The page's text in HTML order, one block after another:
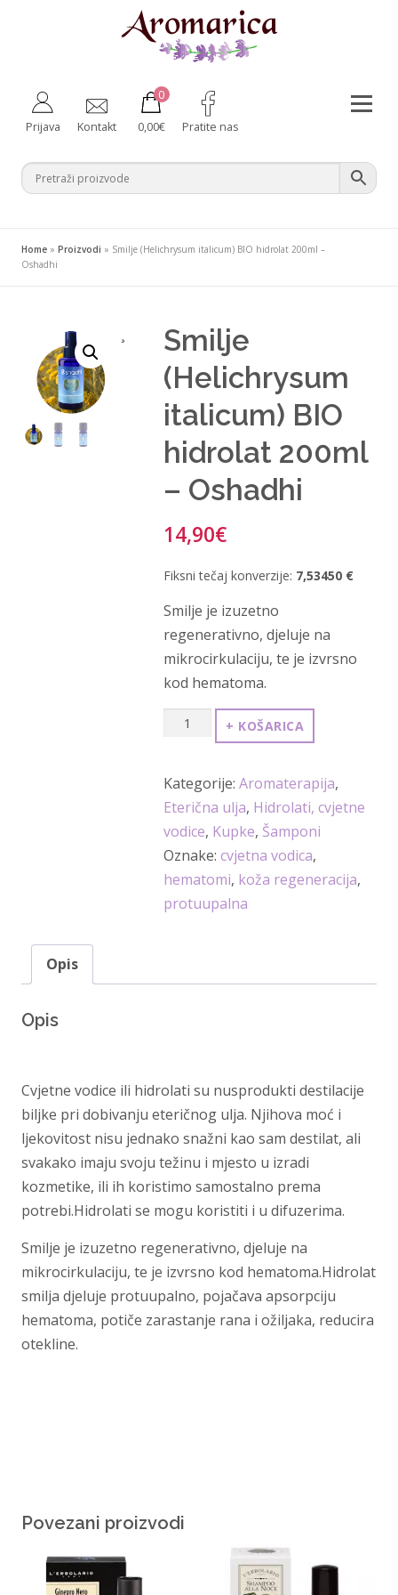
Prijava Kontakt
0
0,00€ Pratite nas
Za kućne ljubimce Ambalaža
Home» Proizvodi » Smilje (Helichrysum italicum) BIO hidrolat 200ml –
Oshadhi
¸
Smilje
(Helichrysum
italicum) BIO
hidrolat 200ml
– Oshadhi
14,90€
Fiksni tečaj konverzije: 7,53450 €
Smilje je izuzetno
regenerativno, djeluje na
mikrocirkulaciju, te je izvrsno
kod hematoma.
Smilje
(Helichrysum
BIO
hidrolat
200ml
-
Oshadhi
količina
+ KOŠARICA
Kategorije: Aromaterapija,
Eterična ulja, Hidrolati, cvjetne
vodice, Kupke, Šamponi
Oznake: cvjetna vodica,
hematomi, koža regeneracija,
protuupalna
Opis
Opis
Cvjetne vodice ili hidrolati su nusprodukti destilacije
biljke pri dobivanju eteričnog ulja. Njihova moć i
ljekovitost nisu jednako snažni kao sam destilat, ali
svakako imaju svoju težinu i mjesto u izradi
kozmetike, ili ih koristimo samostalno prema
potrebi.Hidrolati se mogu koristiti i u difuzerima.
Smilje je izuzetno regenerativno, djeluje na
mikrocirkulaciju, te je izvrsno kod hematoma.Hidrolat
smilja djeluje protuupalno, pojačava apsorpciju
hematoma, potiče zarastanje rana i ožiljaka, reducira
otekline.
Povezani proizvodi